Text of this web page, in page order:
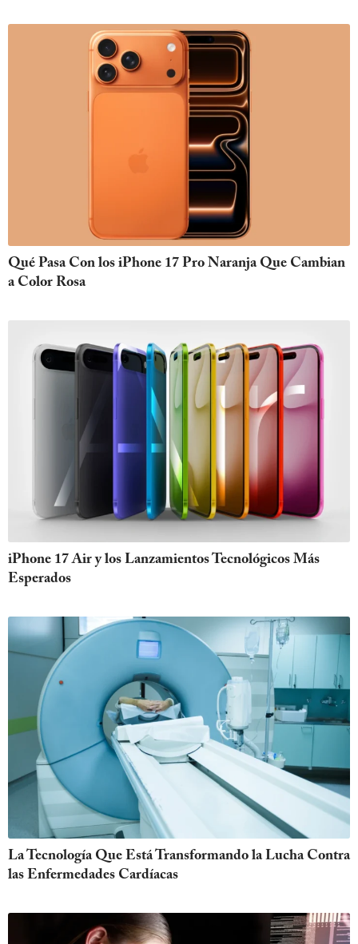
Qué Pasa Con los iPhone 17 Pro Naranja Que Cambian
a Color Rosa
iPhone 17 Air y los Lanzamientos Tecnológicos Más
Esperados
La Tecnología Que Está Transformando la Lucha Contra
las Enfermedades Cardíacas